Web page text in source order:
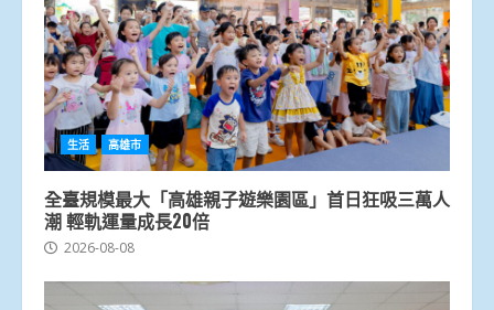
生活 高雄市
全臺規模最大「高雄親子遊樂園區」首日狂吸三萬人
潮 輕軌運量成長20倍
2026-08-08